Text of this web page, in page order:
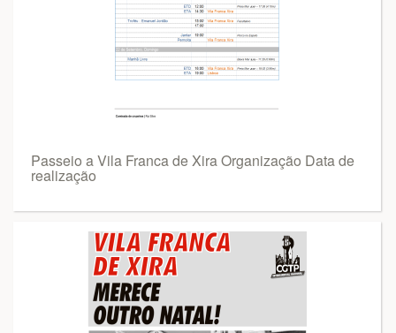
Passeio a Vila Franca de Xira Organização Data de
realização